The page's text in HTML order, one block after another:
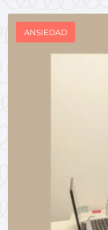
ANSIEDAD